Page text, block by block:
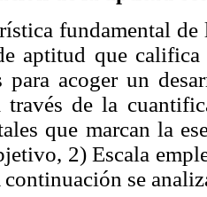
fundamental
aptitud que califica
para acoger un
través de la
que marcan la
2) Escala
se